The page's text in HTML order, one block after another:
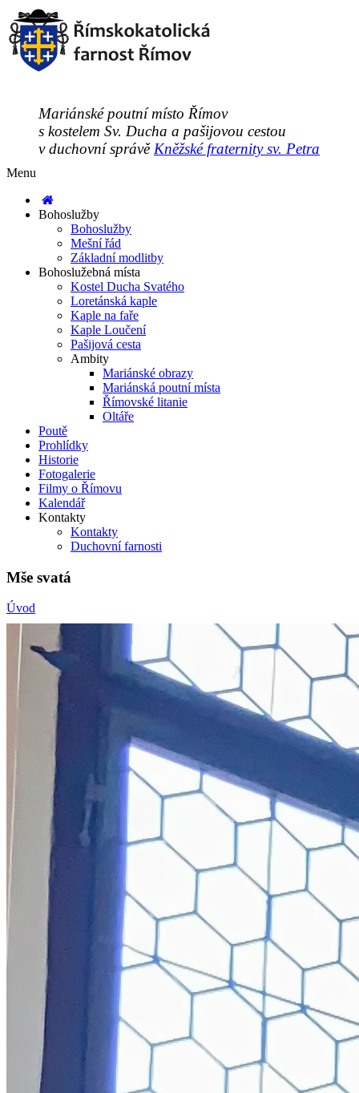
Mariánské poutní místo Římov
s kostelem Sv. Ducha a pašijovou cestou
v duchovní správě Kněžské fraternity sv. Petra
Menu
Bohoslužby
Bohoslužby
Mešní řád
Základní modlitby
Bohoslužebná místa
Kostel Ducha Svatého
Loretánská kaple
Kaple na faře
Kaple Loučení
Pašijová cesta
Ambity
Mariánské obrazy
Mariánská poutní místa
Římovské litanie
Oltáře
Poutě
Prohlídky
Historie
Fotogalerie
Filmy o Římovu
Kalendář
Kontakty
Kontakty
Duchovní farnosti
Mše svatá
Úvod